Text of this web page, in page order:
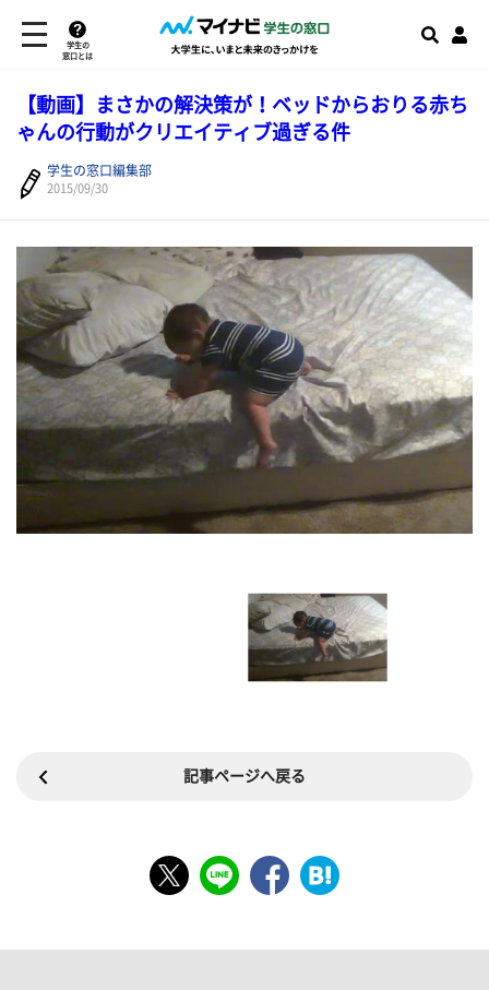
学生の
窓口とは
【動画】まさかの解決策が！ベッドからおりる赤ち
ゃんの行動がクリエイティブ過ぎる件
学生の窓口編集部
2015/09/30
記事ページへ戻る